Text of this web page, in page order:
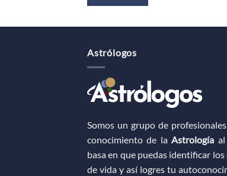
Astrólogos
Somos un grupo de
conocimiento de laAstrología
basa en que puedas identificar
de vida y así logres tu